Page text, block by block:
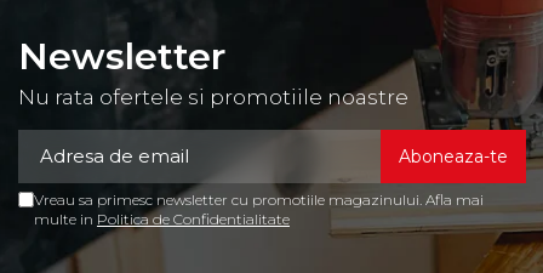
Newsletter
Nu rata ofertele si promotiile noastre
Vreau sa primesc newsletter cu promotiile magazinului. Afla mai
multe in Politica de Confidentialitate